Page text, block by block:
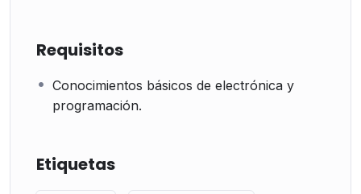
Requisitos
Conocimientos básicos de electrónica y
programación.
Etiquetas